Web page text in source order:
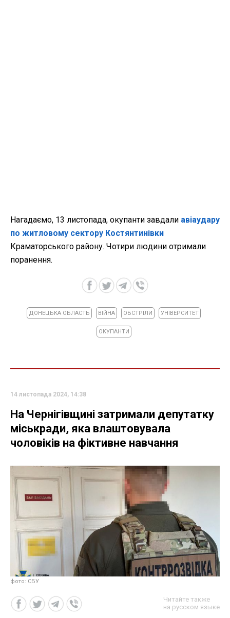
Нагадаємо, 13 листопада, окупанти завдали авіаудару
по житловому сектору Костянтинівки
Краматорського району. Чотири людини отримали
поранення.
ДОНЕЦЬКА ОБЛАСТЬ ВІЙНА ОБСТРІЛИ УНІВЕРСИТЕТ
ОКУПАНТИ
14 листопада 2024, 14:38
На Чернігівщині затримали депутатку
міськради, яка влаштовувала
чоловіків на фіктивне навчання
фото: СБУ
Читайте также
на русском языке